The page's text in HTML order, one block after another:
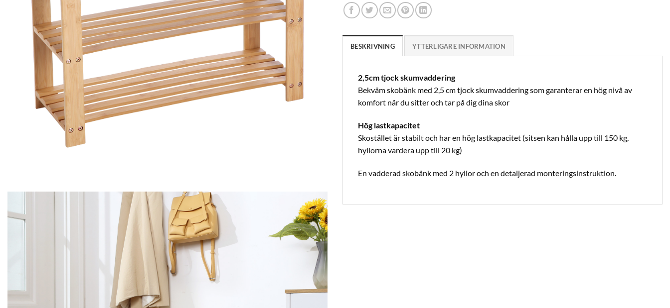
BESKRIVNING YTTERLIGARE INFORMATION
2,5cm tjock skumvaddering
Bekväm skobänk med 2,5 cm tjock skumvaddering som garanterar en hög nivå av
komfort när du sitter och tar på dig dina skor
Hög lastkapacitet
Skostället är stabilt och har en hög lastkapacitet (sitsen kan hålla upp till 150 kg,
hyllorna vardera upp till 20 kg)
En vadderad skobänk med 2 hyllor och en detaljerad monteringsinstruktion.